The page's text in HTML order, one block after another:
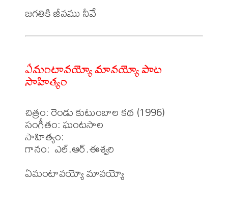
ఏమంటావయ్యో మావయ్యో పాట
సాహిత్యం
చిత్రం: రెండు కుటుంబాల కథ (1996)
సంగీతం: ఘంటసాల
సాహిత్యం:
గానం:  ఎల్.ఆర్.ఈశ్వరి
ఏమంటావయ్యో మావయ్యో